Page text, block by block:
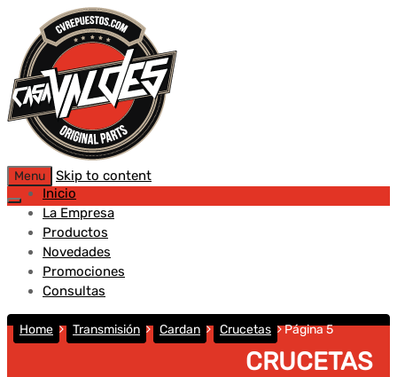
Menu
Skip to content
Inicio
La Empresa
Productos
Novedades
Promociones
Consultas
Home Transmisión Cardan Crucetas Página 5
CRUCETAS